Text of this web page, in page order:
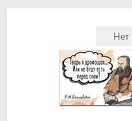
Нет